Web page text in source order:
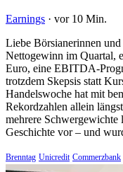
Earnings · vor 10 Min.
Liebe Börsianerinnen
Nettogewinn im Quartal,
Euro, eine EBITDA-
trotzdem Skepsis statt
Handelswoche hat mit
Rekordzahlen allein
mehrere Schwergewichte
Geschichte vor – und
Brenntag Unicredit Commerzbank